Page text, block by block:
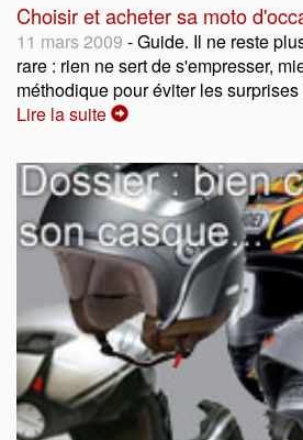
Choisir et acheter sa moto
11 mars 2009 - Guide. Il ne reste
rare : rien ne sert de s'empresser,
méthodique pour éviter les surprises
Lire la suite